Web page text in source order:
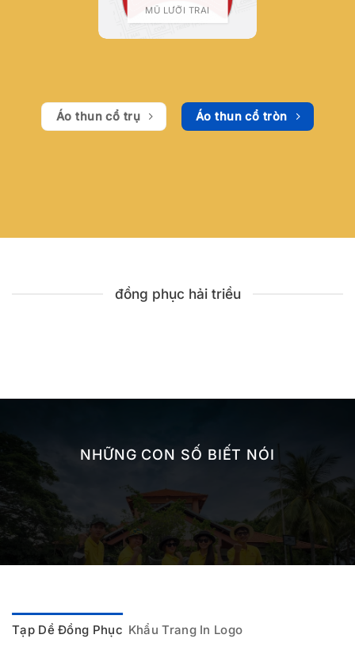
MŨ LƯỠI TRAI
Áo thun cổ trụ Áo thun cổ tròn
đồng phục hải triều
NHỮNG CON SỐ BIẾT NÓI
Tạp Dề Đồng Phục Khẩu Trang In Logo